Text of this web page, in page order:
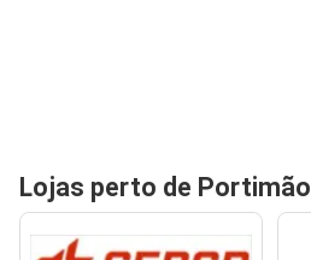
Lojas perto de Portimão